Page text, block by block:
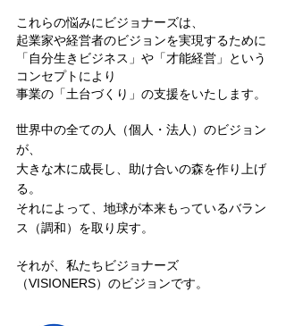
これらの悩みにビジョナーズは、
起業家や経営者のビジョンを実現するために
「自分生きビジネス」や「才能経営」という
コンセプトにより
​事業の「土台づくり」の支援をいたします。
世界中の全ての人（個人・法人）のビジョン
が、
大きな木に成長し、助け合いの森を作り上げ
る。
それによって、地球が本来もっているバラン
ス（調和）を取り戻す。
それが、私たちビジョナーズ
（VISIONERS）のビジョンです。